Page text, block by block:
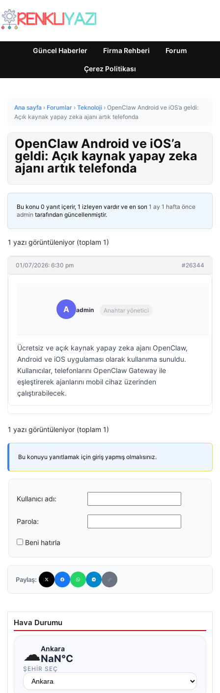
Güncel Haberler Firma Rehberi Forum
Çerez Politikası
Ana sayfa › Forumlar › Teknoloji › OpenClaw Android ve iOS’a geldi:
Açık kaynak yapay zeka ajanı artık telefonda
OpenClaw Android ve iOS’a
geldi: Açık kaynak yapay zeka
ajanı artık telefonda
Bu konu 0 yanıt içerir, 1 izleyen vardır ve en son 1 ay 1 hafta önce
admin tarafından güncellenmiştir.
1 yazı görüntüleniyor (toplam 1)
01/07/2026: 6:30 pm #26344
A admin Anahtar yönetici
Ücretsiz ve açık kaynak yapay zeka ajanı OpenClaw,
Android ve iOS uygulaması olarak kullanıma sunuldu.
Kullanıcılar, telefonlarını OpenClaw Gateway ile
eşleştirerek ajanlarını mobil cihaz üzerinden
çalıştırabilecek.
1 yazı görüntüleniyor (toplam 1)
Bu konuyu yanıtlamak için giriş yapmış olmalısınız.
Kullanıcı adı:
Parola:
Beni hatırla
Paylaş:
Hava Durumu
☁Ankara
NaN°C
ŞEHIR SEÇ